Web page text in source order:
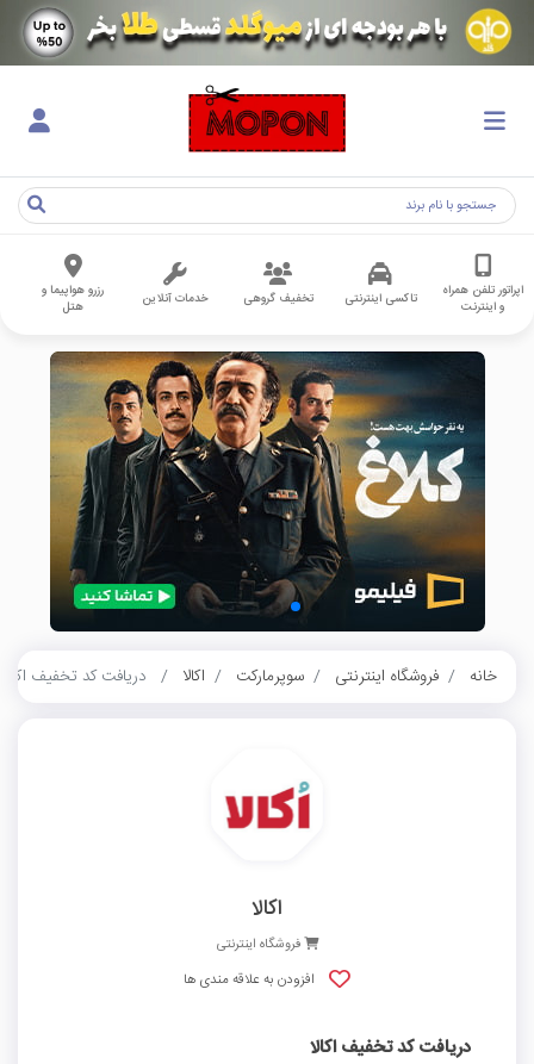
اپراتور تلفن همراه
و اینترنت
تاکسی اینترنتی تخفیف گروهی خدمات آنلاین
رزرو هواپیما و
هتل
خانه فروشگاه اینترنتی سوپرمارکت اکالا دریافت کد تخفیف اکالا
اکالا
فروشگاه اینترنتی
افزودن به علاقه مندی ها
دریافت کد تخفیف اکالا